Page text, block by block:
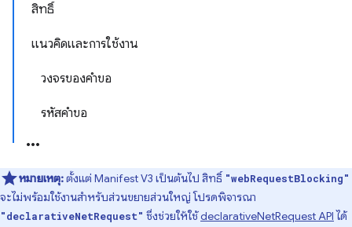
สิทธิ์
แนวคิดและการใช้งาน
วงจรของคำขอ
รหัสคำขอ
หมายเหตุ:ตั้งแต่ Manifest V3 เป็นต้นไป สิทธิ์ "webRequestBlocking"
จะไม่พร้อมใช้งานสำหรับส่วนขยายส่วนใหญ่ โปรดพิจารณา
"declarativeNetRequest" ซึ่งช่วยให้ใช้declarativeNetRequest API ได้